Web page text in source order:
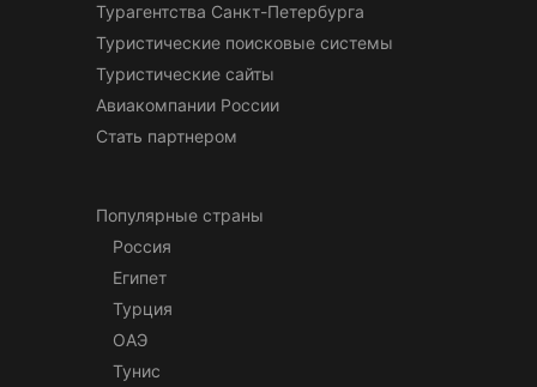
Турагентства Санкт-Петербурга
Туристические поисковые системы
Туристические сайты
Авиакомпании России
Стать партнером
Популярные страны
Россия
Египет
Турция
ОАЭ
Тунис